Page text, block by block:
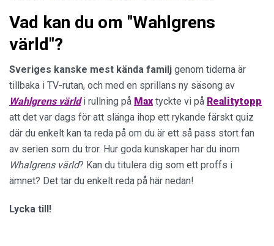
Vad kan du om "Wahlgrens
värld"?
Sveriges kanske mest kända familj genom tiderna är
tillbaka i TV-rutan, och med en sprillans ny säsong av
Wahlgrens världi rullning på Max tyckte vi på Realitytopp
att det var dags för att slänga ihop ett rykande färskt quiz
där du enkelt kan ta reda på om du är ett så pass stort fan
av serien som du tror. Hur goda kunskaper har du inom
Whalgrens värld? Kan du titulera dig som ett proffs i
ämnet? Det tar du enkelt reda på här nedan!
Lycka till!